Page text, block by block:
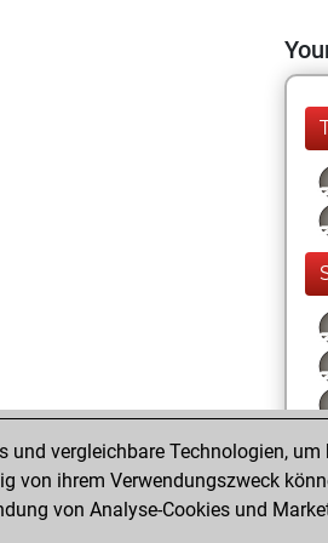
und vergleichbare Technologien,
von ihrem Verwendungszweck
von Analyse-Cookies und